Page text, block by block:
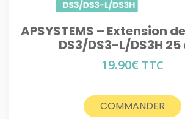
APSYSTEMS – Extension
DS3/DS3-L/DS3H 25
19.90€ TTC
COMMANDER